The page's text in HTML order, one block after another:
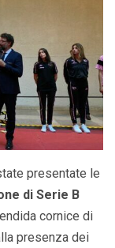
presentate le
di Serie B
cornice di
presenza dei